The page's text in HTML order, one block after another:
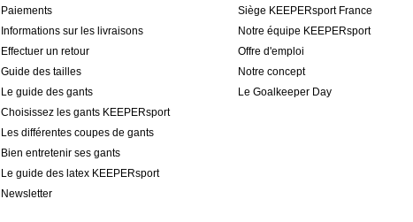
Paiements
Informations sur les livraisons
Effectuer un retour
Guide des tailles
Le guide des gants
Choisissez les gants KEEPERsport
Les différentes coupes de gants
Bien entretenir ses gants
Le guide des latex KEEPERsport
Newsletter
Siège KEEPERsport France
Notre équipe KEEPERsport
Offre d'emploi
Notre concept
Le Goalkeeper Day